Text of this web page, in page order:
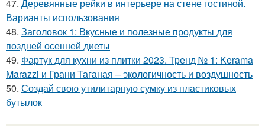
47. Деревянные рейки в интерьере на стене гостиной.
Варианты использования
48. Заголовок 1: Вкусные и полезные продукты для
поздней осенней диеты
49. Фартук для кухни из плитки 2023. Тренд № 1: Kerama
Marazzi и Грани Таганая – экологичность и воздушность
50. Создай свою утилитарную сумку из пластиковых
бутылок